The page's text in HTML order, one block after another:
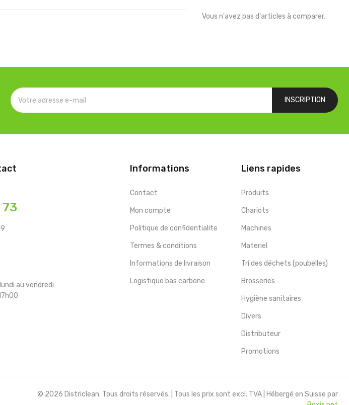
Vous n'avez pas d'articles à comparer.
INSCRIPTION
73
au vendredi
Informations
Contact
Mon compte
Politique de confidentialite
Termes & conditions
Informations de livraison
Logistique bas carbone
Liens rapides
Produits
Chariots
Machines
Materiel
Tri des déchets (poubelles)
Brosseries
Hygiène sanitaires
Divers
Distributeur
Promotions
© 2026 Districlean. Tous droits réservés. | Tous les prix sont excl. TVA | Hébergé en Suisse par